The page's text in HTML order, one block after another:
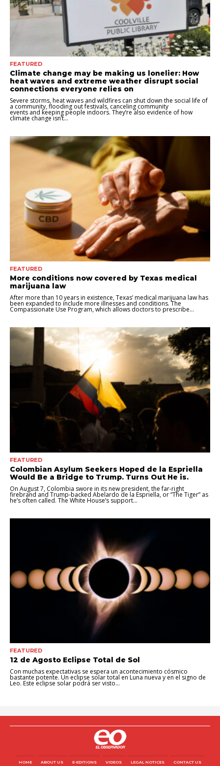
FEATURED
Climate change may be making us lonelier: How
heat waves and extreme weather disrupt social
connections everyone relies on
Severe storms, heat waves and wildfires can shut down the social life of
a community, flooding out festivals, canceling community
events and keeping people indoors. They’re also evidence of how
climate change isn’t...
FEATURED
More conditions now covered by Texas medical
marijuana law
After more than 10 years in existence, Texas’ medical marijuana law has
been expanded to include more illnesses and conditions. The
Compassionate Use Program, which allows doctors to prescribe...
FEATURED
Colombian Asylum Seekers Hoped de la Espriella
Would Be a Bridge to Trump. Turns Out He is.
On August 7, Colombia swore in its new president, the far-right
firebrand and Trump-backed Abelardo de la Espriella, or “The Tiger” as
he’s often called. The White House’s support...
FEATURED
12 de Agosto Eclipse Total de Sol
Con muchas expectativas se espera un acontecimiento cósmico
bastante potente. Un eclipse solar total en Luna nueva y en el signo de
Leo. Este eclipse solar podrá ser visto...
HOME ABOUT US E-EDITIONS VIDEOS LEGAL NOTICES CONTACT US